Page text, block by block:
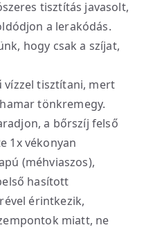
tisztítás javasolt,
a lerakódás.
hogy csak a szíjat,
vízzel tisztítani, mert
tönkremegy.
a bőrszíj felső
1x vékonyan
(méhviaszos),
hasított
érintkezik,
miatt, ne